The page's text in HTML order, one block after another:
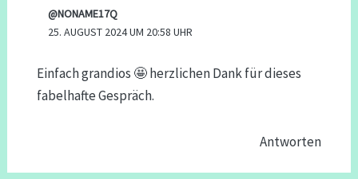
@NONAME17Q
25. AUGUST 2024 UM 20:58 UHR
Einfach grandios 🤩 herzlichen Dank für dieses
fabelhafte Gespräch.
Antworten